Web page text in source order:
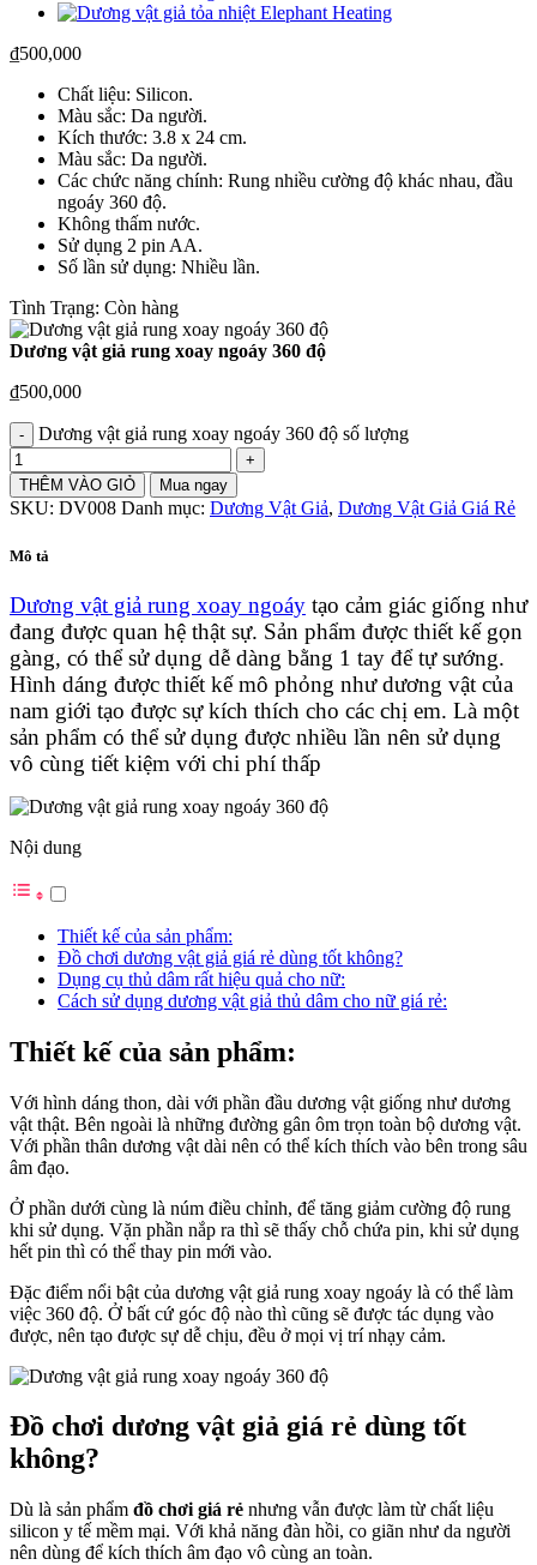
₫500,000
Chất liệu: Silicon.
Màu sắc: Da người.
Kích thước: 3.8 x 24 cm.
Màu sắc: Da người.
Các chức năng chính: Rung nhiều cường độ khác nhau, đầu
ngoáy 360 độ.
Không thấm nước.
Sử dụng 2 pin AA.
Số lần sử dụng: Nhiều lần.
Tình Trạng: Còn hàng
Dương vật giả rung xoay ngoáy 360 độ
₫500,000
Dương vật giả rung xoay ngoáy 360 độ số lượng
THÊM VÀO GIỎ Mua ngay
SKU: DV008 Danh mục: Dương Vật Giả, Dương Vật Giả Giá Rẻ
Mô tả
Dương vật giả rung xoay ngoáy tạo cảm giác giống như
đang được quan hệ thật sự. Sản phẩm được thiết kế gọn
gàng, có thể sử dụng dễ dàng bằng 1 tay để tự sướng.
Hình dáng được thiết kế mô phỏng như dương vật của
nam giới tạo được sự kích thích cho các chị em. Là một
sản phẩm có thể sử dụng được nhiều lần nên sử dụng
vô cùng tiết kiệm với chi phí thấp
Nội dung
Thiết kế của sản phẩm:
Đồ chơi dương vật giả giá rẻ dùng tốt không?
Dụng cụ thủ dâm rất hiệu quả cho nữ:
Cách sử dụng dương vật giả thủ dâm cho nữ giá rẻ:
Thiết kế của sản phẩm:
Với hình dáng thon, dài với phần đầu dương vật giống như dương
vật thật. Bên ngoài là những đường gân ôm trọn toàn bộ dương vật.
Với phần thân dương vật dài nên có thể kích thích vào bên trong sâu
âm đạo.
Ở phần dưới cùng là núm điều chỉnh, để tăng giảm cường độ rung
khi sử dụng. Vặn phần nắp ra thì sẽ thấy chỗ chứa pin, khi sử dụng
hết pin thì có thể thay pin mới vào.
Đặc điểm nổi bật của dương vật giả rung xoay ngoáy là có thể làm
việc 360 độ. Ở bất cứ góc độ nào thì cũng sẽ được tác dụng vào
được, nên tạo được sự dễ chịu, đều ở mọi vị trí nhạy cảm.
Đồ chơi dương vật giả giá rẻ dùng tốt
không?
Dù là sản phẩm đồ chơi giá rẻ nhưng vẫn được làm từ chất liệu
silicon y tế mềm mại. Với khả năng đàn hồi, co giãn như da người
nên dùng để kích thích âm đạo vô cùng an toàn.